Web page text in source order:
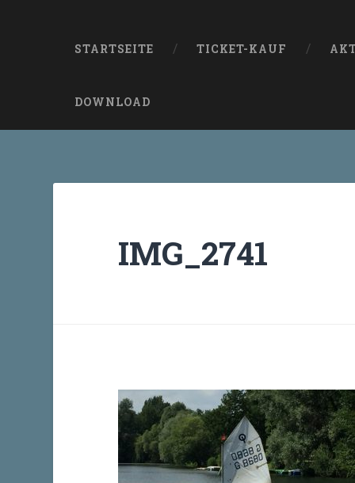
STARTSEITE TICKET-KAUF
DOWNLOAD
IMG_2741